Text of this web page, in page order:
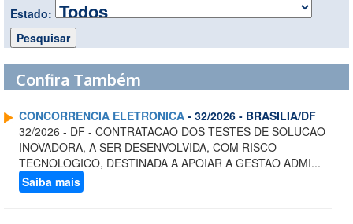
Estado:
Confira Também
CONCORRENCIA ELETRONICA - 32/2026 - BRASILIA/DF
32/2026 - DF - CONTRATACAO DOS TESTES DE SOLUCAO
INOVADORA, A SER DESENVOLVIDA, COM RISCO
TECNOLOGICO, DESTINADA A APOIAR A GESTAO ADMI...
Saiba mais